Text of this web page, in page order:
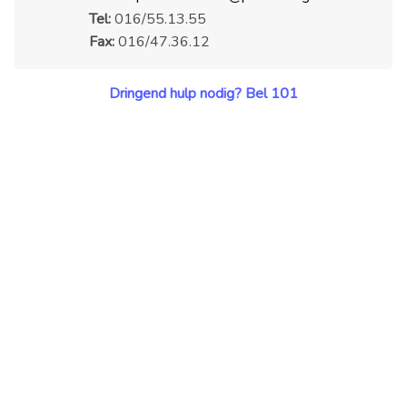
Tel:016/55.13.55
Fax:016/47.36.12
Dringend hulp nodig? Bel 101